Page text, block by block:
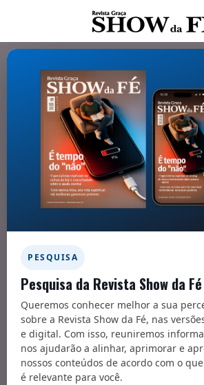
PESQUISA
Pesquisa da Revista Show da Fé
Queremos conhecer melhor a sua
sobre a Revista Show da Fé, nas
e digital. Com isso, reuniremos
nos ajudarão a alinhar, aprimorar e
nossos conteúdos de acordo com o
é relevante para você.
Mulheres que fazem a obra
26/05/2026
Facebook Twitter